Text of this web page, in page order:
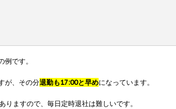
です。
が、その分退勤も17:00と早めになっています。
りますので、毎日定時退社は難しいです。